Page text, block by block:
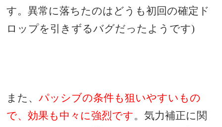
す。異常に落ちたのはどうも初回の確定ド
ロップを引きずるバグだったようです)
また、パッシブの条件も狙いやすいもの
で、効果も中々に強烈です。気力補正に関